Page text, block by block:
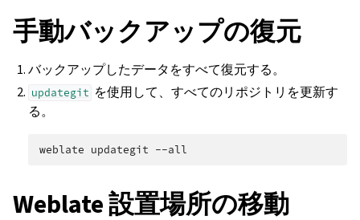
手動バックアップの復元
バックアップしたデータをすべて復元する。
updategit を使用して、すべてのリポジトリを更新す
る。
weblate updategit
Weblate 設置場所の移動